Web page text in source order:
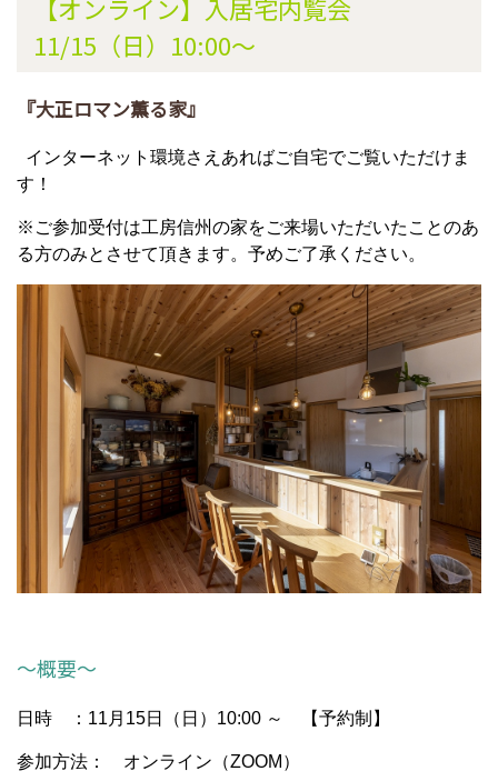
【オンライン】入居宅内覧会
11/15（日）10:00～
『大正ロマン薫る家』
インターネット環境さえあればご自宅でご覧いただけま
す！
※ご参加受付は工房信州の家をご来場いただいたことのあ
る方のみとさせて頂きます。予めご了承ください。
～概要～
日時 ：11月15日（日）10:00 ～ 【予約制】
参加方法： オンライン（ZOOM）